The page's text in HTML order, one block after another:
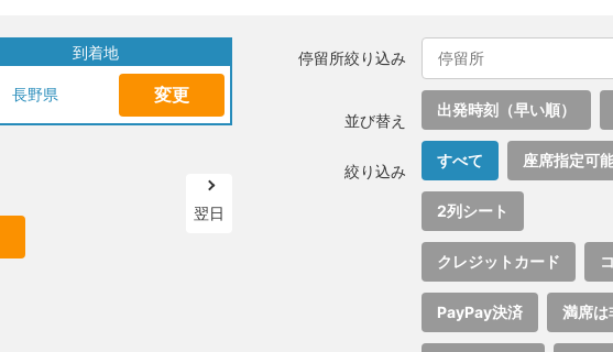
到着地
長野県 変更
翌日
停留所絞り込み
並び替え
出発時刻（早い順）
絞り込み
すべて 座席指定可
2列シート
クレジットカード
PayPay決済 満席は